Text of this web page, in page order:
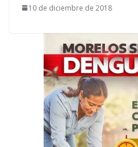
10 de diciembre de 2018